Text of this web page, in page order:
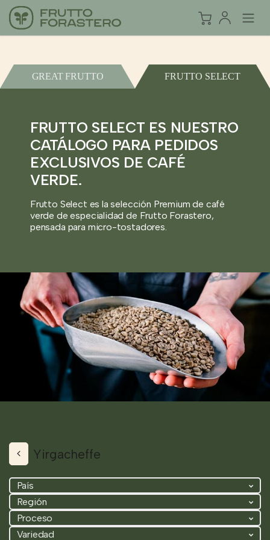
GREAT FRUTTO FRUTTO SELECT
FRUTTO SELECT ES NUESTRO
CATÁLOGO PARA PEDIDOS
EXCLUSIVOS DE CAFÉ
VERDE.
Frutto Select es la selección Premium de café
verde de especialidad de Frutto Forastero,
pensada para micro-tostadores.
Yirgacheffe
País
Región
Proceso
Variedad